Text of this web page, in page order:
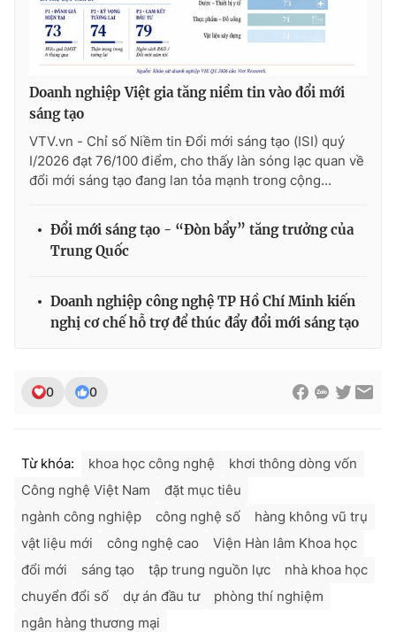
Doanh nghiệp Việt gia tăng niềm tin vào đổi mới
sáng tạo
VTV.vn - Chỉ số Niềm tin Đổi mới sáng tạo (ISI) quý
I/2026 đạt 76/100 điểm, cho thấy làn sóng lạc quan về
đổi mới sáng tạo đang lan tỏa mạnh trong cộng...
Đổi mới sáng tạo - “Đòn bẩy” tăng trưởng của
Trung Quốc
Doanh nghiệp công nghệ TP Hồ Chí Minh kiến
nghị cơ chế hỗ trợ để thúc đẩy đổi mới sáng tạo
0 0
Từ khóa: khoa học công nghệ
khơi thông dòng vốn
Công nghệ Việt Nam
đặt mục tiêu
ngành công nghiệp
công nghệ số
hàng không vũ trụ
vật liệu mới
công nghệ cao
Viện Hàn lâm Khoa học
đổi mới
sáng tạo tập trung nguồn lực
nhà khoa học
chuyển đổi số
dự án đầu tư
phòng thí nghiệm
ngân hàng thương mại